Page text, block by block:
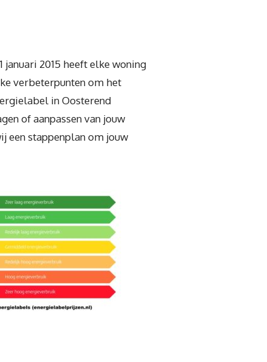
januari 2015 heeft elke woning
verbeterpunten om het
in Oosterend
of aanpassen van jouw
een stappenplan om jouw